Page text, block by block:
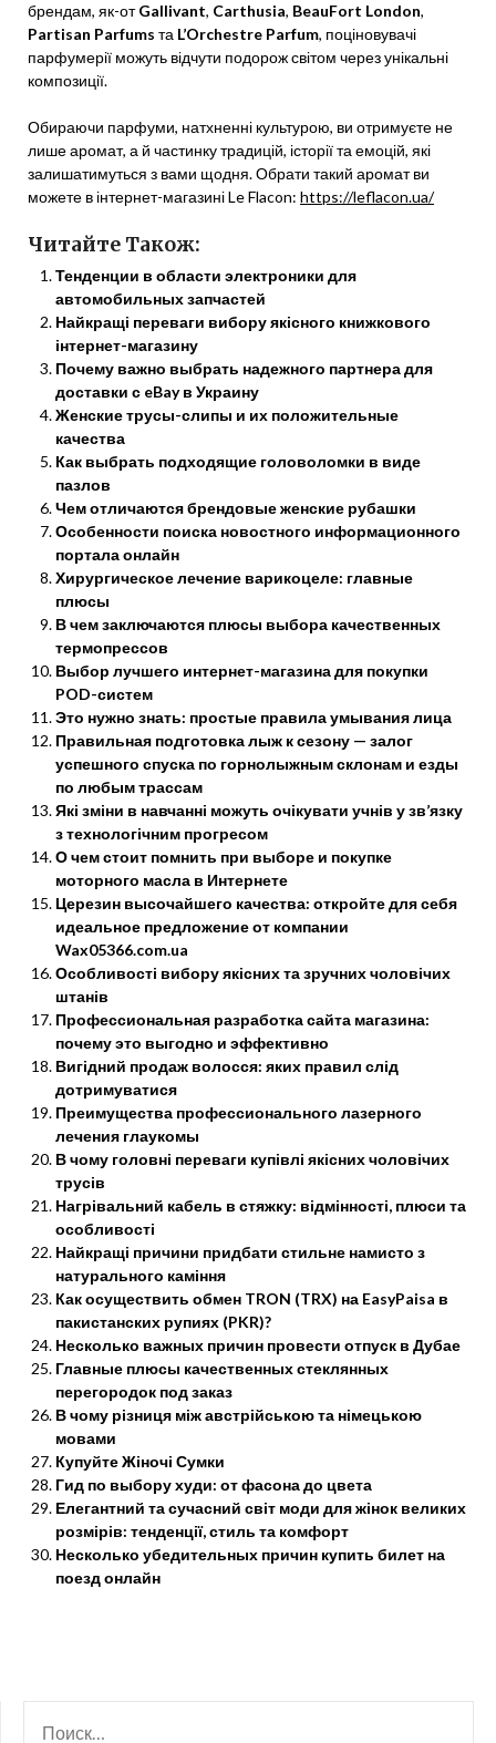
брендам, як-отGallivant, Carthusia, BeauFort London,
Partisan Parfums та L’Orchestre Parfum, поціновувачі
парфумерії можуть відчути подорож світом через унікальні
композиції.
Обираючи парфуми, натхненні культурою, ви отримуєте не
лише аромат, а й частинку традицій, історії та емоцій, які
залишатимуться з вами щодня. Обрати такий аромат ви
можете в інтернет-магазині Le Flacon: https://leflacon.ua/
Читайте Також:
Тенденции в области электроники для
автомобильных запчастей
Найкращі переваги вибору якісного книжкового
інтернет-магазину
Почему важно выбрать надежного партнера для
доставки с eBay в Украину
Женские трусы-слипы и их положительные
качества
Как выбрать подходящие головоломки в виде
пазлов
Чем отличаются брендовые женские рубашки
Особенности поиска новостного информационного
портала онлайн
Хирургическое лечение варикоцеле: главные
плюсы
В чем заключаются плюсы выбора качественных
термопрессов
Выбор лучшего интернет-магазина для покупки
POD-систем
Это нужно знать: простые правила умывания лица
Правильная подготовка лыж к сезону — залог
успешного спуска по горнолыжным склонам и езды
по любым трассам
Які зміни в навчанні можуть очікувати учнів у зв’язку
з технологічним прогресом
О чем стоит помнить при выборе и покупке
моторного масла в Интернете
Церезин высочайшего качества: откройте для себя
идеальное предложение от компании
Wax05366.com.ua
Особливості вибору якісних та зручних чоловічих
штанів
Профессиональная разработка сайта магазина:
почему это выгодно и эффективно
Вигідний продаж волосся: яких правил слід
дотримуватися
Преимущества профессионального лазерного
лечения глаукомы
В чому головні переваги купівлі якісних чоловічих
трусів
Нагрівальний кабель в стяжку: відмінності, плюси та
особливості
Найкращі причини придбати стильне намисто з
натурального каміння
Как осуществить обмен TRON (TRX) на EasyPaisa в
пакистанских рупиях (PKR)?
Несколько важных причин провести отпуск в Дубае
Главные плюсы качественных стеклянных
перегородок под заказ
В чому різниця між австрійською та німецькою
мовами
Купуйте Жіночі Сумки
Гид по выбору худи: от фасона до цвета
Елегантний та сучасний світ моди для жінок великих
розмірів: тенденції, стиль та комфорт
Несколько убедительных причин купить билет на
поезд онлайн